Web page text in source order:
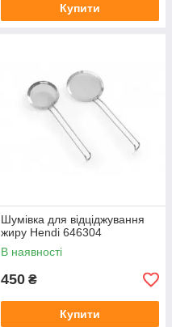
Купити
Шумівка для відціджування
жиру Hendi 646304
В наявності
450 ₴
Купити